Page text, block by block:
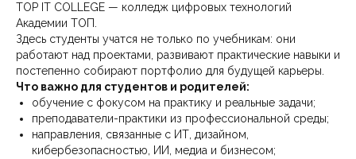
TOP IT COLLEGE — колледж цифровых технологий
Академии ТОП.
Здесь студенты учатся не только по учебникам: они
работают над проектами, развивают практические навыки и
постепенно собирают портфолио для будущей карьеры.
Что важно для студентов и родителей:
обучение с фокусом на практику и реальные задачи;
преподаватели-практики из профессиональной среды;
направления, связанные с ИТ, дизайном,
кибербезопасностью, ИИ, медиа и бизнесом;